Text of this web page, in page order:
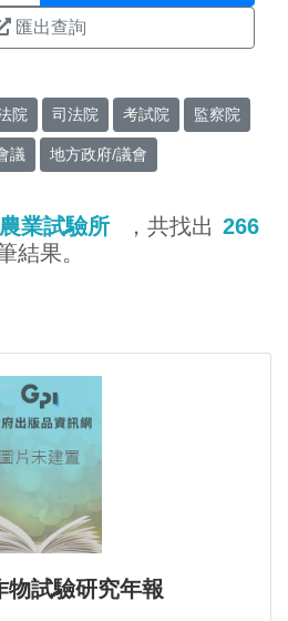
匯出查詢
院 司法院 考試院 監察院
議 地方政府/議會
業試驗所 ，共找出 266
結果。
物試驗研究年報